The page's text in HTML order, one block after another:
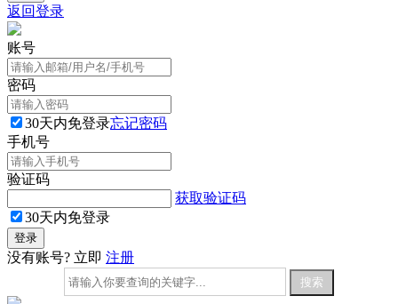
返回登录
账号
密码
30天内免登录忘记密码
手机号
验证码
获取验证码
30天内免登录
没有账号? 立即 注册